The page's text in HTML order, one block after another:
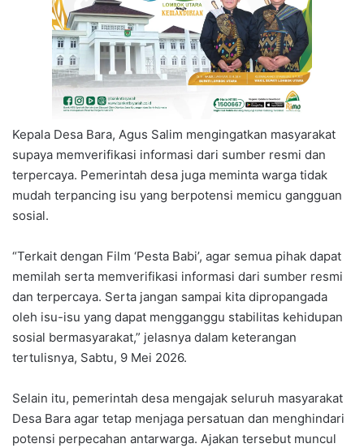
Kepala Desa Bara, Agus Salim mengingatkan masyarakat
supaya memverifikasi informasi dari sumber resmi dan
terpercaya. Pemerintah desa juga meminta warga tidak
mudah terpancing isu yang berpotensi memicu gangguan
sosial.
“Terkait dengan Film ‘Pesta Babi’, agar semua pihak dapat
memilah serta memverifikasi informasi dari sumber resmi
dan terpercaya. Serta jangan sampai kita dipropangada
oleh isu-isu yang dapat mengganggu stabilitas kehidupan
sosial bermasyarakat,” jelasnya dalam keterangan
tertulisnya, Sabtu, 9 Mei 2026.
Selain itu, pemerintah desa mengajak seluruh masyarakat
Desa Bara agar tetap menjaga persatuan dan menghindari
potensi perpecahan antarwarga. Ajakan tersebut muncul